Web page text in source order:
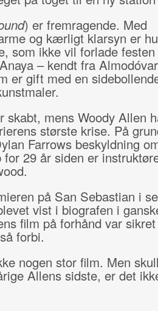
) er fremragende. Med
og kærligt klarsyn er
som ikke vil forlade
– kendt fra
er gift med en
skabt, mens Woody Allen
største krise. På
Farrows beskyldning
for 29 år siden er
på San Sebastian i
vist i biografen i
film på forhånd var
forbi.
nogen stor film. Men
Allens sidste, er det